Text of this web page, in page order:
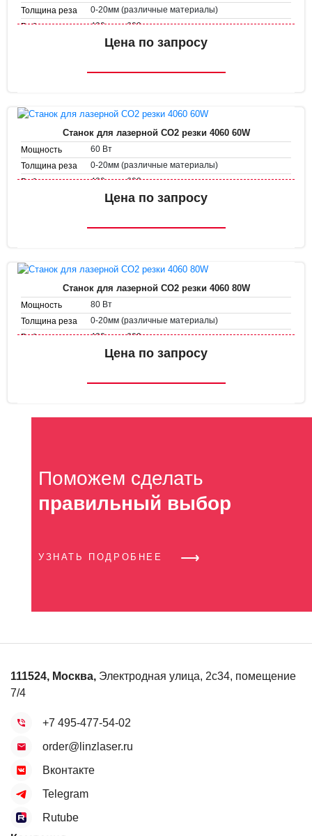
Толщина реза
0-20мм (различные материалы)
Рабочее поле
400 мм х 600 мм
1-500 мм/с
Цена по запросу
Станок для лазерной CO2 резки 4060 60W
Мощность
60 Вт
Толщина реза
0-20мм (различные материалы)
Рабочее поле
400 мм х 600 мм
1-500 мм/с
Цена по запросу
Станок для лазерной CO2 резки 4060 80W
Мощность
80 Вт
Толщина реза
0-20мм (различные материалы)
Рабочее поле
400 мм х 600 мм
1-500 мм/с
Цена по запросу
Поможем сделать
правильный выбор
УЗНАТЬ ПОДРОБНЕЕ
111524, Москва, Электродная улица, 2с34, помещение
7/4
+7 495-477-54-02
order@linzlaser.ru
Вконтакте
Telegram
Rutube